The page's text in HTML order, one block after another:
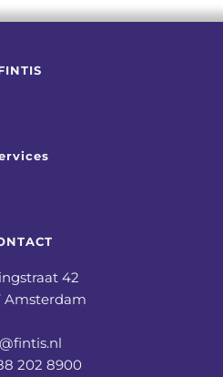
42
Amsterdam
202 8900